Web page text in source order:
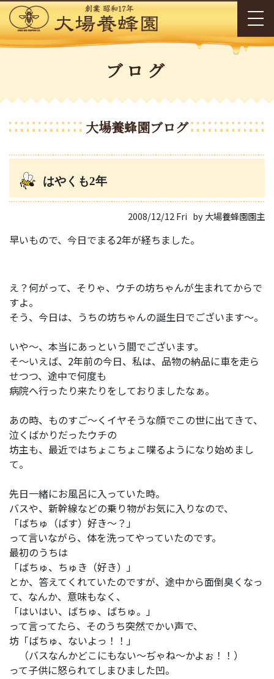
ブログ
大場養蜂園ブログ
はやくも2年
2008/12/12 Fri by 大場養蜂園園主
早いもので、今日でまる2年が経ちました。
え？何がって、そりゃ、ウチの坊ちゃんが生まれてからで
すよ。
そう、今日は、うちの坊ちゃんの誕生日でございます～。
いや～、本当にあっという間でございます。
そ～いえば、2年前の今日、私は、品物の納品に車を走ら
せつつ、途中で何度も
病院へ行ったり来たりをしておりましたなぁ。
あの時、ものすご～くイヤそうな顔でこの世に出てきて、
泣くばかりだったウチの
坊主も、最近ではちょこちょこ喋るようになり始めまし
て。
先日一緒にお風呂に入っていた時。
バスや、新幹線などの乗り物がお気に入りなので、
「ばちゅ（ばす）好き～？」
って言いながら、体を洗ってやっていたのです。
最初のうちは
「ばちゅ、ちゅき（好き）」
とか、答えてくれていたのですが、途中から面倒臭くなっ
て、なんか、意味もなく、
「はいはい、ばちゅ、ばちゅ。」
って言ってたら、そのうち突然でかい声で、
坊「ばちゅ、ないよっ！！」
（バスなんかどこにもない～ぢゃね～かよぉ！！）
って子供に怒られてしまひました凹。